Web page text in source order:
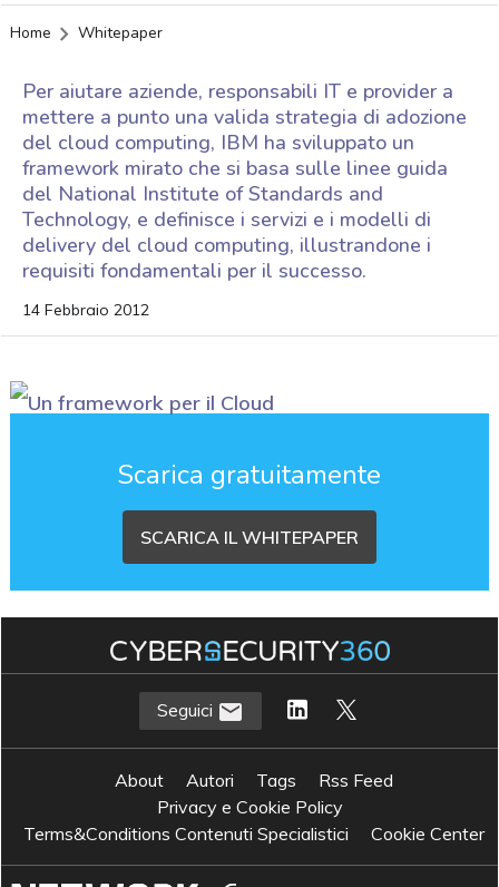
Home Whitepaper
Per aiutare aziende, responsabili IT e provider a
mettere a punto una valida strategia di adozione
del cloud computing, IBM ha sviluppato un
framework mirato che si basa sulle linee guida
del National Institute of Standards and
Technology, e definisce i servizi e i modelli di
delivery del cloud computing, illustrandone i
requisiti fondamentali per il successo.
14 Febbraio 2012
Scarica gratuitamente
SCARICA IL WHITEPAPER
Seguici
About Autori Tags
Rss Feed
Privacy e Cookie Policy
Terms&Conditions Contenuti Specialistici
Cookie Center